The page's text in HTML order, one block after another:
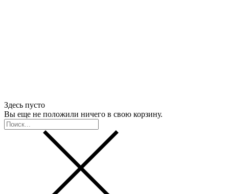
Здесь пусто
Вы еще не положили ничего в свою корзину.